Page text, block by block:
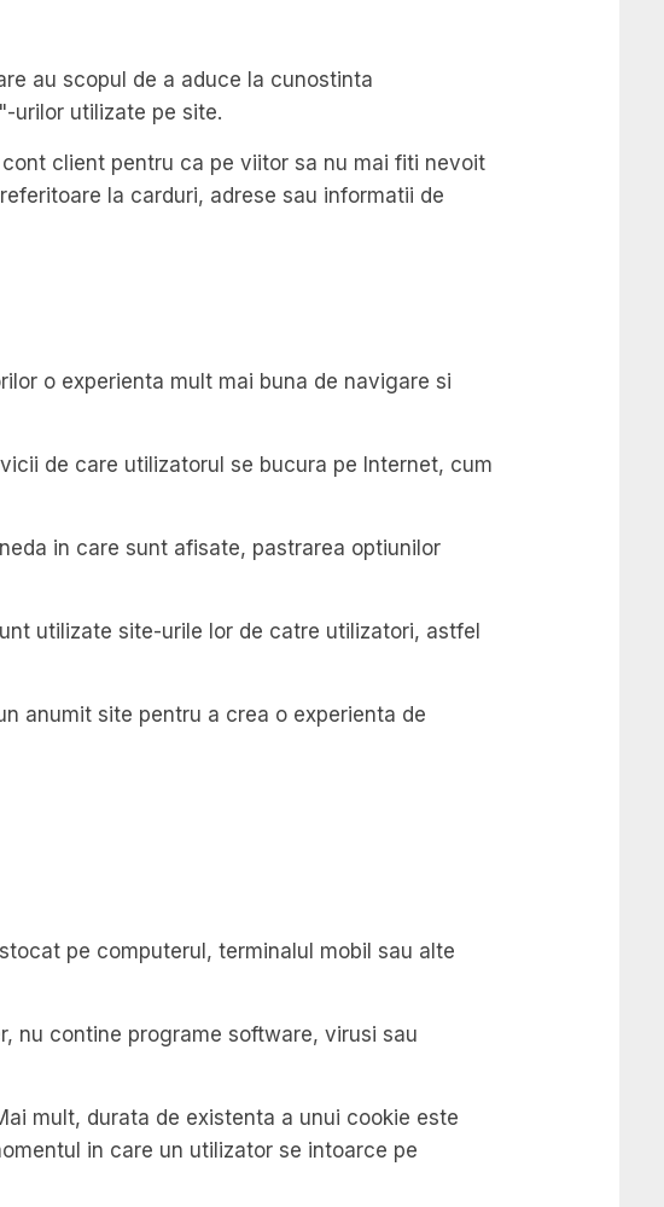
au scopul de a aduce la cunostinta
urilor utilizate pe site.
client pentru ca pe viitor sa nu mai fiti nevoit
la carduri, adrese sau informatii de
o experienta mult mai buna de navigare si
de care utilizatorul se bucura pe Internet, cum
in care sunt afisate, pastrarea optiunilor
utilizate site-urile lor de catre utilizatori, astfel
anumit site pentru a crea o experienta de
pe computerul, terminalul mobil sau alte
nu contine programe software, virusi sau
mult, durata de existenta a unui cookie este
in care un utilizator se intoarce pe